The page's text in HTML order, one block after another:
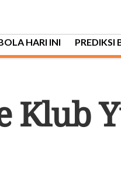
HARI INI PREDIKSI
Klub